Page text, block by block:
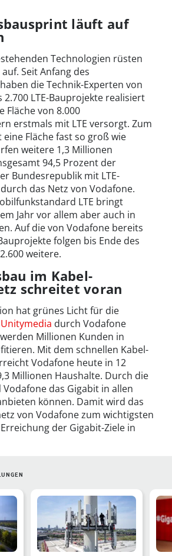
läuft auf
Technologien rüsten
Seit Anfang des
die Technik-Experten von
LTE-Bauprojekte realisiert
Fläche von 8.000
erstmals mit LTE versorgt. Zum
eine Fläche fast so groß wie
weitere 1,3 Millionen
94,5 Prozent der
Bundesrepublik mit LTE-
das Netz von Vodafone.
LTE bringt
Jahr vor allem aber auch in
Auf die von Vodafone bereits
folgen bis Ende des
weitere.
im Kabel-
schreitet voran
hat grünes Licht für die
durch Vodafone
Millionen Kunden in
Mit dem schnellen Kabel-
Vodafone heute in 12
Millionen Haushalte. Durch die
das Gigabit in allen
können. Damit wird das
von Vodafone zum wichtigsten
der Gigabit-Ziele in